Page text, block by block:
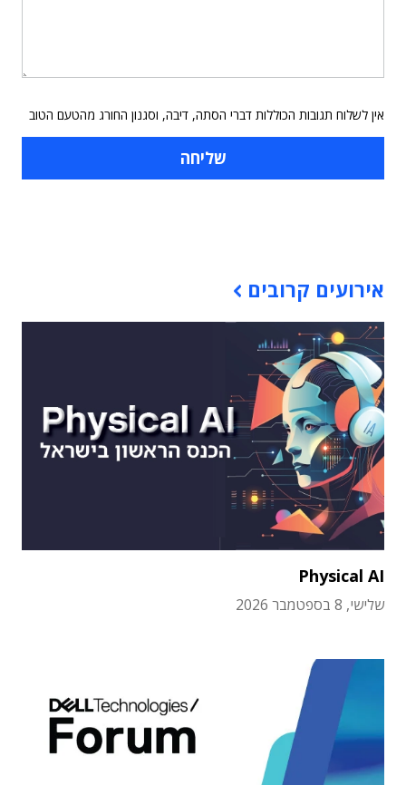
אין לשלוח תגובות הכוללות דברי הסתה, דיבה, וסגנון החורג מהטעם הטוב
אירועים קרובים
Physical AI
שלישי, 8 בספטמבר 2026